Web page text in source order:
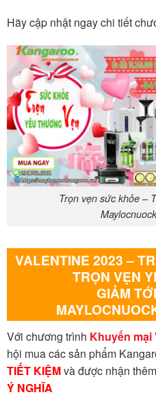
Hãy cập nhật ngay chi tiết
Trọn vẹn sức khỏe –
VALENTINE 2023 –
TRỌN VẸN
GIẢM
Với chương trình Khuyến mại
hội mua các sản phẩm
TIẾT KIỆMvà được nhận
Ý NGHĨA